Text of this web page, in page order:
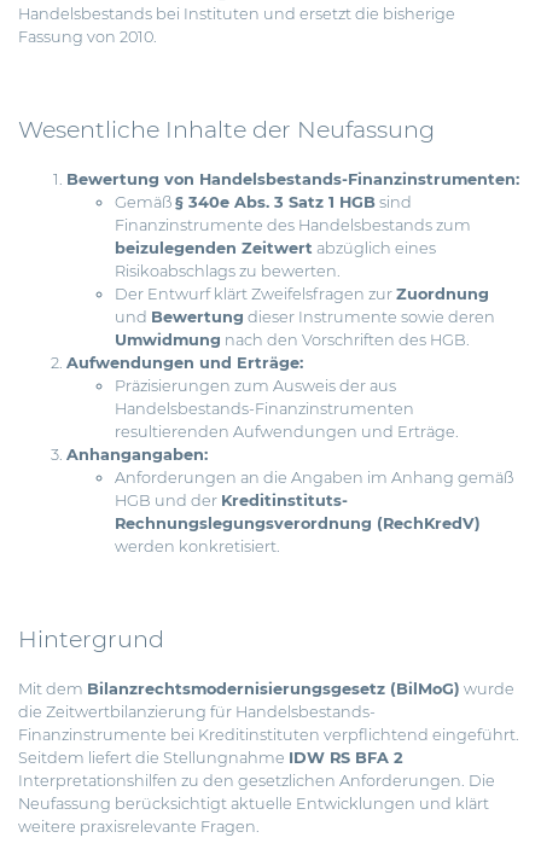
Handelsbestands bei Instituten und ersetzt die bisherige
Fassung von 2010.
Wesentliche Inhalte der Neufassung
Bewertung von Handelsbestands-Finanzinstrumenten:
Gemäß § 340e Abs. 3 Satz 1 HGB sind
Finanzinstrumente des Handelsbestands zum
beizulegenden Zeitwert abzüglich eines
Risikoabschlags zu bewerten.
Der Entwurf klärt Zweifelsfragen zur Zuordnung
und Bewertung dieser Instrumente sowie deren
Umwidmung nach den Vorschriften des HGB.
Aufwendungen und Erträge:
Präzisierungen zum Ausweis der aus
Handelsbestands-Finanzinstrumenten
resultierenden Aufwendungen und Erträge.
Anhangangaben:
Anforderungen an die Angaben im Anhang gemäß
HGB und der Kreditinstituts-
Rechnungslegungsverordnung (RechKredV)
werden konkretisiert.
Hintergrund
Mit dem Bilanzrechtsmodernisierungsgesetz (BilMoG) wurde
die Zeitwertbilanzierung für Handelsbestands-
Finanzinstrumente bei Kreditinstituten verpflichtend eingeführt.
Seitdem liefert die Stellungnahme IDW RS BFA 2
Interpretationshilfen zu den gesetzlichen Anforderungen. Die
Neufassung berücksichtigt aktuelle Entwicklungen und klärt
weitere praxisrelevante Fragen.